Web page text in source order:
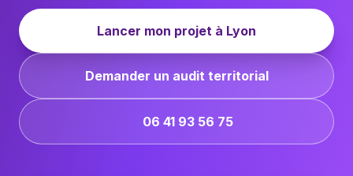
Lancer mon projet à Lyon
Demander un audit territorial
06 41 93 56 75